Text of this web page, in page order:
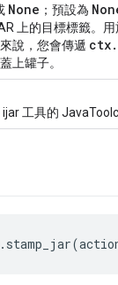
None ；預設為
上的目標標籤。用
說，您會傳遞 ctx.
上罐子。
ijar 工具的